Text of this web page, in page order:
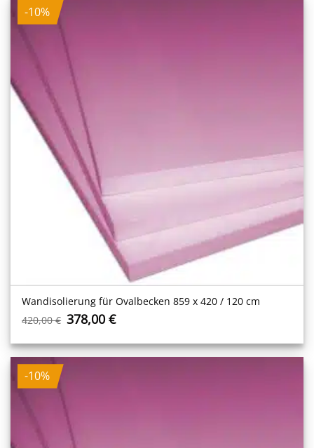
-10%
Wandisolierung für Ovalbecken 859 x 420 / 120 cm
420,00€ Ursprünglicher
Preis
war:
420,00 €
378,00€Aktueller
ist:
378,00 €.
-10%